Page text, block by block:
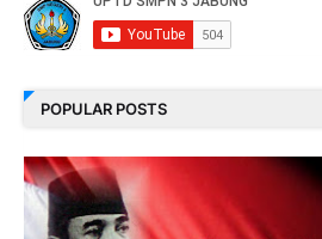
POPULAR POSTS